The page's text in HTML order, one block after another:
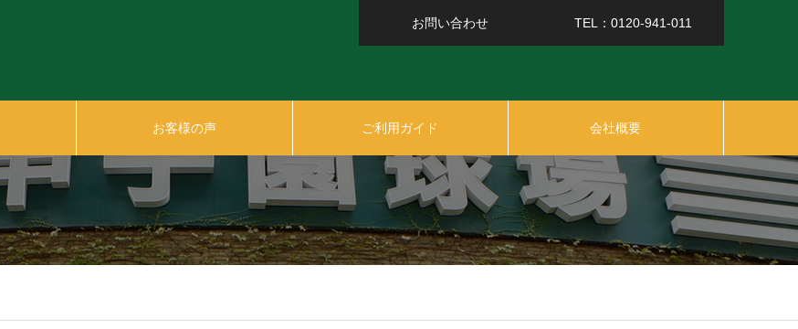
お問い合わせ TEL：0120-941-011
お客様の声 ご利用ガイド 会社概要